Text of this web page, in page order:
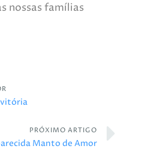
nossas famílias
vitória
PRÓXIMO ARTIGO
Manto de Amor